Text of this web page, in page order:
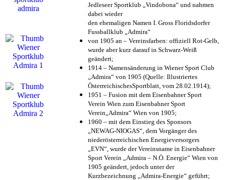
Jedleseer Sportklub „Vindobona“ und nahmen
dabei wieder
den ehemaligen Namen I. Gross Floridsdorfer
Fussballklub „Admira“
von 1905 an – Vereinsfarben: offiziell Rot-Gelb,
wurde aber kurz darauf in Schwarz-Weiß
geändert;
1914 – Namensänderung in Wiener Sport Club
„Admira“ von 1905 (Quelle: Illustriertes
ÖsterreichischesSportblatt, vom 28.02.1914);
1951 – Fusion mit dem Eisenbahner Sport
Verein Wien zum Eisenbahner Sport
Verein„Admira“ Wien von 1905;
1960 – mit dem Einstieg des Sponsors
„NEWAG-NIOGAS“, dem Vorgänger des
niederösterreichischen Energieversorgers
„EVN“, wurde der Vereinsname in Eisenbahner
Sport Verein „Admira – N.Ö. Energie“ Wien von
1905 geändert, jedoch unter der
Kurzbezeichnung „Admira-Energie“ geführt;